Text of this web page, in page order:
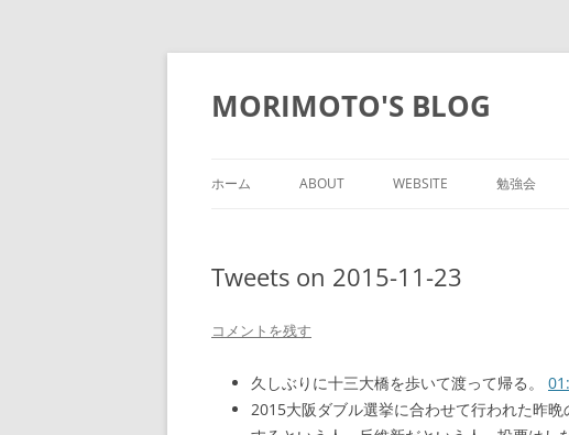
コ
ン
ツ
ッ
MORIMOTO'S BLOG
ホーム ABOUT WEBSITE 勉強会
Tweets on 2015-11-23
コメントを残す
久しぶりに十三大橋を歩いて渡って帰る。
2015大阪ダブル選挙に合わせて行われた昨